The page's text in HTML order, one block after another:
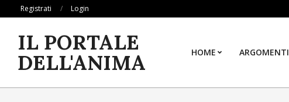
content
Registrati Login
IL PORTALE
DELL'ANIMA HOME ARGOMENTI